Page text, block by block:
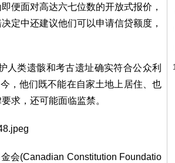
便面对高达六七位数的开放式报价，
定中还建议他们可以申请信贷额度，
人类遗骸和考古遗址确实符合公众利
，他们既不能在自家土地上居住、也
求，还可能面临监禁。
会(Canadian Constitution Foundatio